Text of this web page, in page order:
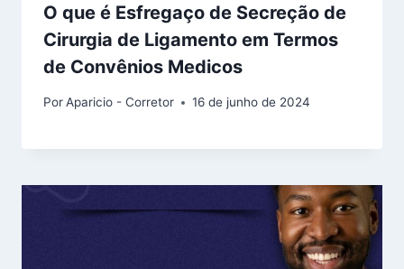
O que é Esfregaço de Secreção de
Cirurgia de Ligamento em Termos
de Convênios Medicos
PorAparicio - Corretor 16 de junho de 2024